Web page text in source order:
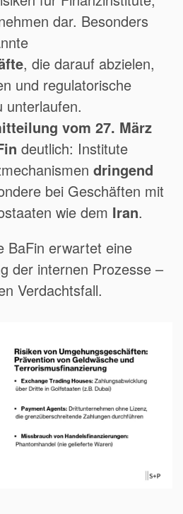
dar. Besonders
, die darauf abzielen,
und regulatorische
unterlaufen.
vom 27. März
deutlich: Institute
dringend
bei Geschäften mit
wie dem Iran.
BaFin erwartet eine
der internen Prozesse –
Verdachtsfall.